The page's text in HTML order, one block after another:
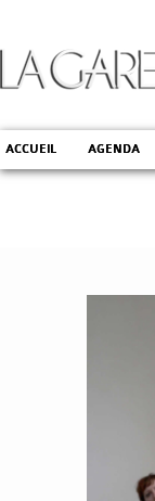
ACCUEIL AGENDA